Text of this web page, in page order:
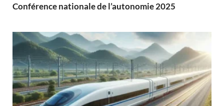
Conférence nationale de l’autonomie 2025